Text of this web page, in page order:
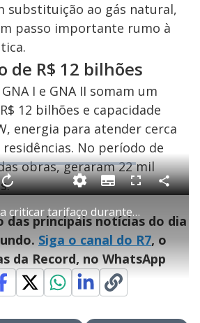
substituição ao gás natural,
passo importante rumo à
de R$ 12 bilhões
I e GNA II somam um
12 bilhões e capacidade
energia para atender cerca
No período de
obras, geraram 22 mil
P
l
a
Lula volta a criticar tarifaço durante lançamento de programa de urbanização de comunidades em SP
A
n
1
s
e
g
u
n
d
o
S
u
b
i
t
l
s
F
l
s
c
r
e
e
n
C
o
i
l
a
das principais notícias do dia
Siga o canal do R7, o
da Record, no WhatsApp